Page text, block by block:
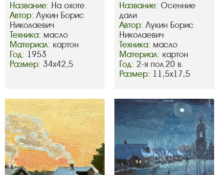
Название: На охоте.
Автор: Лукин Борис
Николаевич
Техника: масло
Материал: картон
Год: 1953
Размер: 34х42,5
Название: Осенние
дали
Автор: Лукин Борис
Николаевич
Техника: масло
Материал: картон
Год: 2-я пол.20 в.
Размер: 11,5х17,5